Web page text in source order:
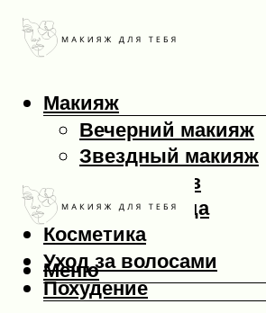
Макияж
Вечерний макияж
Звездный макияж
Макияж глаз
Макияж лица
Косметика
Уход за волосами
Похудение
Меню